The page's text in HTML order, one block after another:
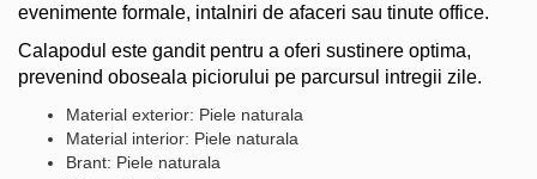
evenimente formale, intalniri de afaceri sau tinute office.
Calapodul este gandit pentru a oferi sustinere optima,
prevenind oboseala piciorului pe parcursul intregii zile.
Material exterior: Piele naturala
Material interior: Piele naturala
Brant: Piele naturala